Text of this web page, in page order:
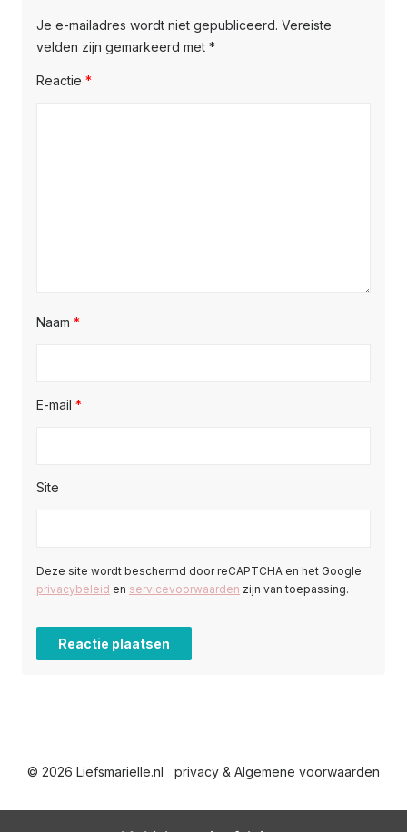
Je e-mailadres wordt niet gepubliceerd. Vereiste
velden zijn gemarkeerd met *
Reactie *
Naam *
E-mail *
Site
Deze site wordt beschermd door reCAPTCHA en het Google
privacybeleid en servicevoorwaarden zijn van toepassing.
© 2026 Liefsmarielle.nl privacy & Algemene voorwaarden